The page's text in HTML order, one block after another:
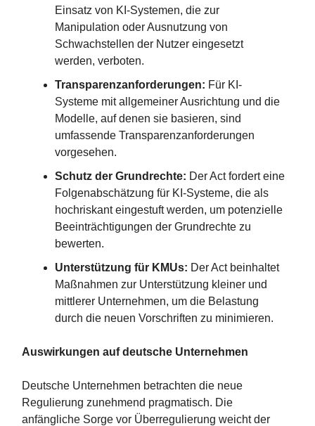
Einsatz von KI-Systemen, die zur
Manipulation oder Ausnutzung von
Schwachstellen der Nutzer eingesetzt
werden, verboten​​.
Transparenzanforderungen: Für KI-
Systeme mit allgemeiner Ausrichtung und die
Modelle, auf denen sie basieren, sind
umfassende Transparenzanforderungen
vorgesehen​​.
Schutz der Grundrechte: Der Act fordert eine
Folgenabschätzung für KI-Systeme, die als
hochriskant eingestuft werden, um potenzielle
Beeinträchtigungen der Grundrechte zu
bewerten​​.
Unterstützung für KMUs: Der Act beinhaltet
Maßnahmen zur Unterstützung kleiner und
mittlerer Unternehmen, um die Belastung
durch die neuen Vorschriften zu minimieren​​.
Auswirkungen auf deutsche Unternehmen
Deutsche Unternehmen betrachten die neue
Regulierung zunehmend pragmatisch. Die
anfängliche Sorge vor Überregulierung weicht der